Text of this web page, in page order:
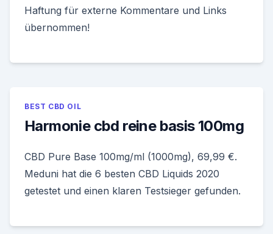
Haftung für externe Kommentare und Links
übernommen!
BEST CBD OIL
Harmonie cbd reine basis 100mg
CBD Pure Base 100mg/ml (1000mg), 69,99 €.
Meduni hat die 6 besten CBD Liquids 2020
getestet und einen klaren Testsieger gefunden.